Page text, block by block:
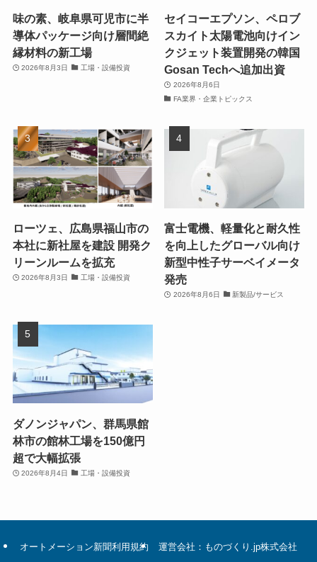
味の素、岐阜県可児市に半
導体パッケージ向け層間絶
縁材料の新工場
2026年8月3日 工場・設備投資
セイコーエプソン、ペロブ
スカイト太陽電池向けイン
クジェット装置開発の韓国
Gosan Techへ追加出資
2026年8月6日
FA業界・企業トピックス
ローツェ、広島県福山市の
本社に新社屋を建設 開発ク
リーンルームを拡充
2026年8月3日 工場・設備投資
富士電機、軽量化と耐久性
を向上したグローバル向け
新型中性子サーベイメータ
発売
2026年8月6日 新製品/サービス
ダノンジャパン、群馬県館
林市の館林工場を150億円
超で大幅拡張
2026年8月4日 工場・設備投資
オートメーション新聞利用規約
運営会社：ものづくり.jp株式会社